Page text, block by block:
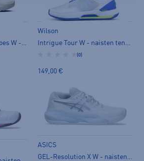
Wilson
(0)
149,00 €
ASICS
GEL-Resolution X W - naisten tenniskengät